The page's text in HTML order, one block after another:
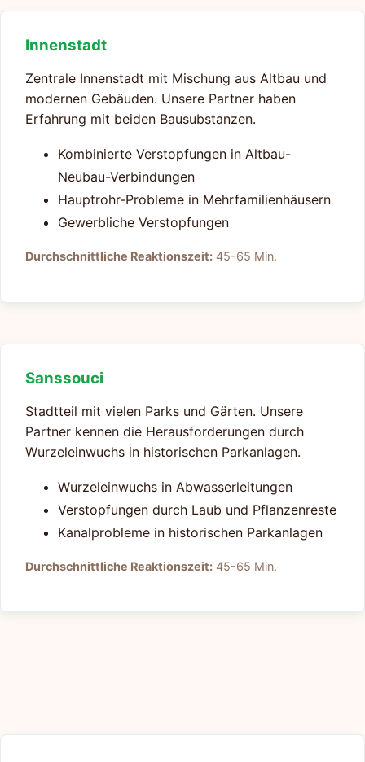
Innenstadt
Zentrale Innenstadt mit Mischung aus Altbau und
modernen Gebäuden. Unsere Partner haben
Erfahrung mit beiden Bausubstanzen.
Kombinierte Verstopfungen in Altbau-
Neubau-Verbindungen
Hauptrohr-Probleme in Mehrfamilienhäusern
Gewerbliche Verstopfungen
Durchschnittliche Reaktionszeit: 45-65 Min.
Sanssouci
Stadtteil mit vielen Parks und Gärten. Unsere
Partner kennen die Herausforderungen durch
Wurzeleinwuchs in historischen Parkanlagen.
Wurzeleinwuchs in Abwasserleitungen
Verstopfungen durch Laub und Pflanzenreste
Kanalprobleme in historischen Parkanlagen
Durchschnittliche Reaktionszeit: 45-65 Min.